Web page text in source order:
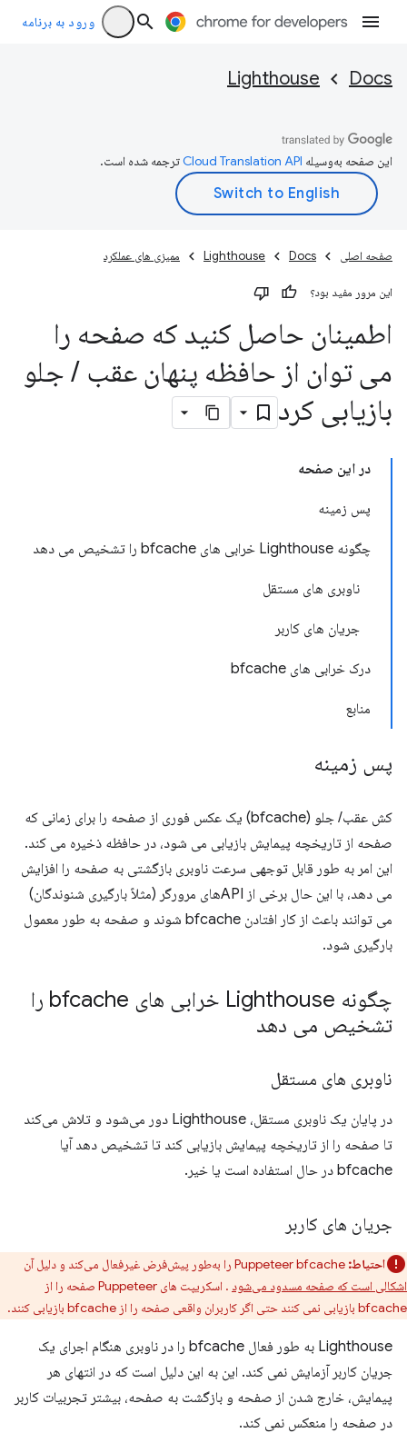
ورود به برنامه
Docs
Lighthouse
این صفحه به‌وسیله ترجمه شده است.
صفحه اصلی Docs
Lighthouse ممیزی های عملکرد
این مرور مفید بود؟
اطمینان حاصل کنید که صفحه را
می توان از حافظه پنهان عقب / جلو
بازیابی کرد
در این صفحه
پس زمینه
چگونه Lighthouse خرابی های bfcache را تشخیص می دهد
ناوبری های مستقل
جریان های کاربر
درک خرابی های bfcache
منابع
پس زمینه
کش عقب/ جلو (bfcache) یک عکس فوری از صفحه را برای زمانی که
صفحه از تاریخچه پیمایش بازیابی می شود، در حافظه ذخیره می کند.
این امر به طور قابل توجهی سرعت ناوبری بازگشتی به صفحه را افزایش
می دهد، با این حال برخی از APIهای مرورگر (مثلاً بارگیری شنوندگان)
می توانند باعث از کار افتادن bfcache شوند و صفحه به طور معمول
بارگیری شود.
چگونه Lighthouse خرابی های bfcache را
تشخیص می دهد
ناوبری های مستقل
در پایان یک ناوبری مستقل، Lighthouse دور می‌شود و تلاش می‌کند
تا صفحه را از تاریخچه پیمایش بازیابی کند تا تشخیص دهد آیا
bfcache در حال استفاده است یا خیر.
جریان های کاربر
احتیاط:
اشکالی است که صفحه مسدود می‌شود
. اسکریپت های Puppeteer صفحه را از
bfcache بازیابی نمی کنند حتی اگر کاربران واقعی صفحه را از bfcache بازیابی کنند.
Lighthouse به طور فعال bfcache را در ناوبری هنگام اجرای یک
جریان کاربر آزمایش نمی کند. این به این دلیل است که در انتهای هر
پیمایش، خارج شدن از صفحه و بازگشت به صفحه، بیشتر تجربیات کاربر
در صفحه را منعکس نمی کند.